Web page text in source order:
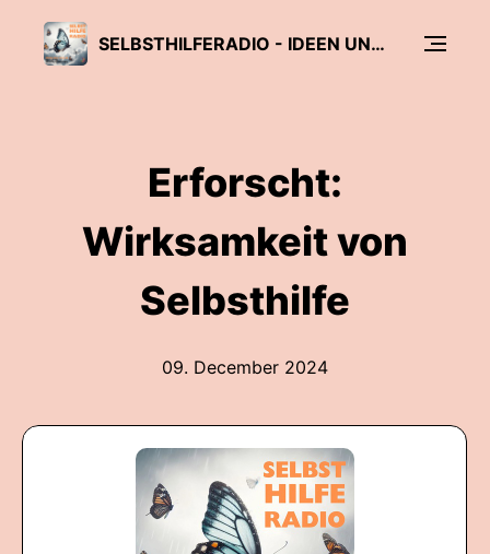
SELBSTHILFERADIO - IDEEN UND IMPULSE VON UND FÜR SELBSTHILFEGRUPPEN
Erforscht:
Wirksamkeit von
Selbsthilfe
09. December 2024